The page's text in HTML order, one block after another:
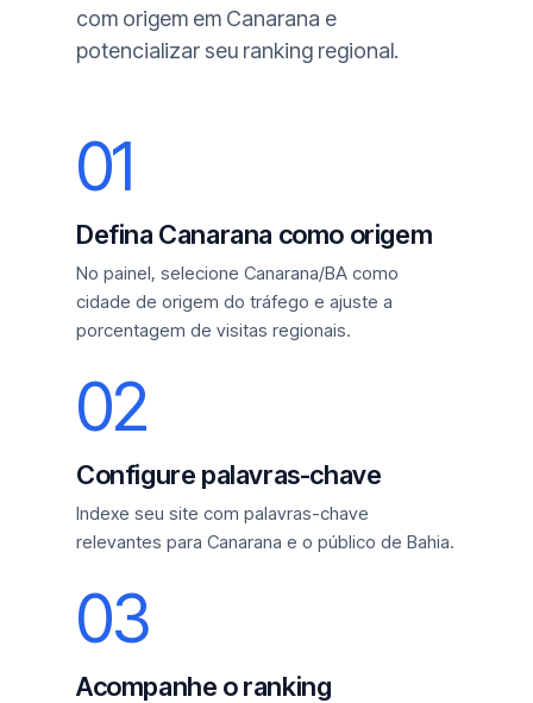
com origem em Canarana e
potencializar seu ranking regional.
01
Defina Canarana como origem
No painel, selecione Canarana/BA como
cidade de origem do tráfego e ajuste a
porcentagem de visitas regionais.
02
Configure palavras-chave
Indexe seu site com palavras-chave
relevantes para Canarana e o público de Bahia.
03
Acompanhe o ranking